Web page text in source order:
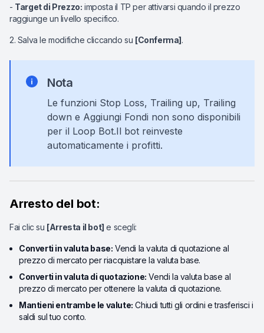
- Target di Prezzo: imposta il TP per attivarsi quando il prezzo
raggiunge un livello specifico.
2. Salva le modifiche cliccando su [Conferma].
Nota
Le funzioni Stop Loss, Trailing up, Trailing
down e Aggiungi Fondi non sono disponibili
per il Loop Bot.Il bot reinveste
automaticamente i profitti.
Arresto del bot:
Fai clic su [Arresta il bot] e scegli:
Converti in valuta base: Vendi la valuta di quotazione al
prezzo di mercato per riacquistare la valuta base.
Converti in valuta di quotazione: Vendi la valuta base al
prezzo di mercato per ottenere la valuta di quotazione.
Mantieni entrambe le valute: Chiudi tutti gli ordini e trasferisci i
saldi sul tuo conto.